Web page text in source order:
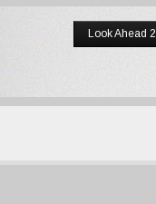
Look Ahead